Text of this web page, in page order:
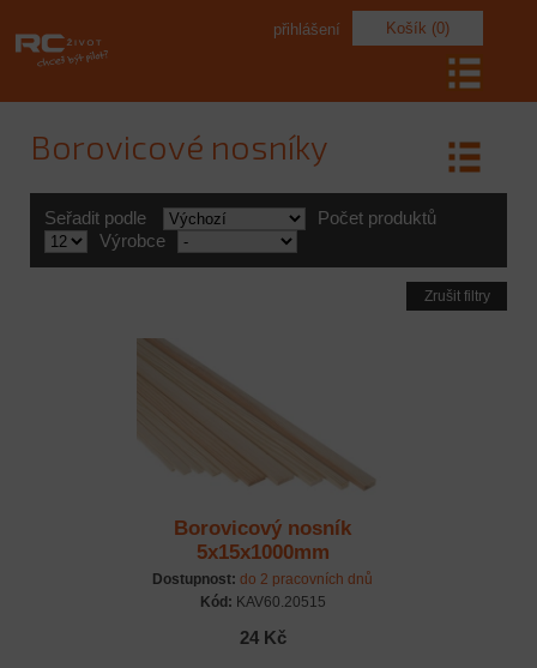
Košík (0)
přihlášení
Borovicové nosníky
Seřadit podle
Počet produktů
Výrobce
Zrušit filtry
Borovicový nosník
5x15x1000mm
Dostupnost: do 2 pracovních dnů
Kód: KAV60.20515
24 Kč